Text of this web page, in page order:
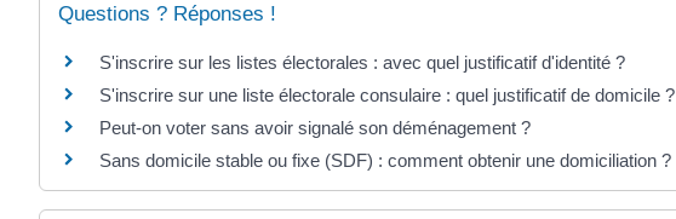
Questions ? Réponses !
S'inscrire sur les listes électorales : avec quel justificatif d'identité ?
S'inscrire sur une liste électorale consulaire : quel justificatif de domicile ?
Peut-on voter sans avoir signalé son déménagement ?
Sans domicile stable ou fixe (SDF) : comment obtenir une domiciliation ?